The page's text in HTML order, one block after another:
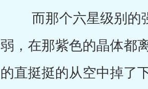
而那个六星级别的强
弱，在那紫色的晶体都
的直挺挺的从空中掉了下